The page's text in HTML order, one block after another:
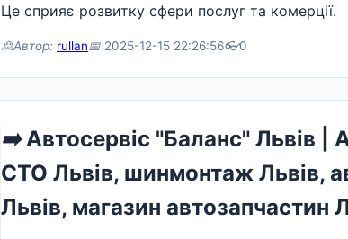
Це сприяє розвитку сфери послуг та комерції.
🙎Автор: rullan📅 2025-12-15 22:26:56👓0
➡️Автосервіс "Баланс" Львів |
СТО Львів, шинмонтаж Львів,
Львів, магазин автозапчастин